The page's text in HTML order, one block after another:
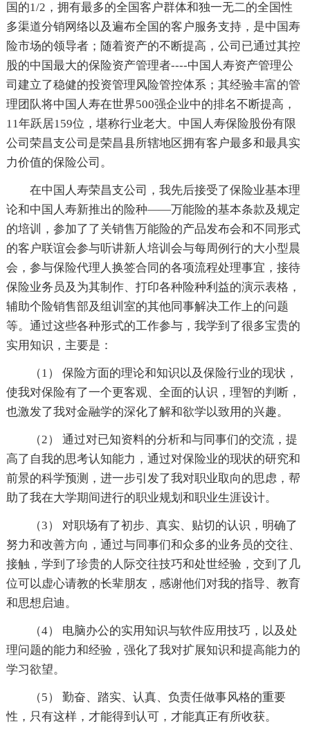
国的1/2，拥有最多的全国客户群体和独一无二的全国性
多渠道分销网络以及遍布全国的客户服务支持，是中国寿
险市场的领导者；随着资产的不断提高，公司已通过其控
股的中国最大的保险资产管理者----中国人寿资产管理公
司建立了稳健的投资管理风险管控体系；其经验丰富的管
理团队将中国人寿在世界500强企业中的排名不断提高，
11年跃居159位，堪称行业老大。中国人寿保险股份有限
公司荣昌支公司是荣昌县所辖地区拥有客户最多和最具实
力价值的保险公司。
在中国人寿荣昌支公司，我先后接受了保险业基本理
论和中国人寿新推出的险种——万能险的基本条款及规定
的培训，参加了了关销售万能险的产品发布会和不同形式
的客户联谊会参与听讲新人培训会与每周例行的大小型晨
会，参与保险代理人换签合同的各项流程处理事宜，接待
保险业务员及为其制作、打印各种险种利益的演示表格，
辅助个险销售部及组训室的其他同事解决工作上的问题
等。通过这些各种形式的工作参与，我学到了很多宝贵的
实用知识，主要是：
（1） 保险方面的理论和知识以及保险行业的现状，
使我对保险有了一个更客观、全面的认识，理智的判断，
也激发了我对金融学的深化了解和欲学以致用的兴趣。
（2） 通过对已知资料的分析和与同事们的交流，提
高了自我的思考认知能力，通过对保险业的现状的研究和
前景的科学预测，进一步引发了我对职业取向的思虑，帮
助了我在大学期间进行的职业规划和职业生涯设计。
（3） 对职场有了初步、真实、贴切的认识，明确了
努力和改善方向，通过与同事们和众多的业务员的交往、
接触，学到了珍贵的人际交往技巧和处世经验，交到了几
位可以虚心请教的长辈朋友，感谢他们对我的指导、教育
和思想启迪。
（4） 电脑办公的实用知识与软件应用技巧，以及处
理问题的能力和经验，强化了我对扩展知识和提高能力的
学习欲望。
（5） 勤奋、踏实、认真、负责任做事风格的重要
性，只有这样，才能得到认可，才能真正有所收获。